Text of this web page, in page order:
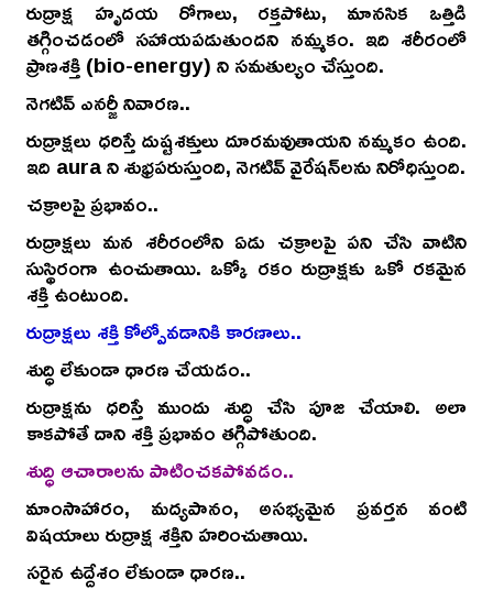
రుద్రాక్ష హృదయ రోగాలు, రక్తపోటు, మానసిక ఒత్తిడి
తగ్గించడంలో సహాయపడుతుందని నమ్మకం. ఇది శరీరంలో
ప్రాణశక్తి (bio-energy) ని సమతుల్యం చేస్తుంది.
నెగటివ్ ఎనర్జీ నివారణ..
రుద్రాక్షలు ధరిస్తే దుష్టశక్తులు దూరమవుతాయని నమ్మకం ఉంది.
ఇది aura ని శుభ్రపరుస్తుంది, నెగటివ్ వైరేషన్‌లను నిరోధిస్తుంది.
చక్రాలపై ప్రభావం..
రుద్రాక్షలు మన శరీరంలోని ఏడు చక్రాలపై పని చేసి వాటిని
సుస్థిరంగా ఉంచుతాయి. ఒక్కో రకం రుద్రాక్షకు ఒకో రకమైన
శక్తి ఉంటుంది.
రుద్రాక్షలు శక్తి కోల్పోవడానికి కారణాలు..
శుద్ధి లేకుండా ధారణ చేయడం..
రుద్రాక్షను ధరిస్తే ముందు శుద్ధి చేసి పూజ చేయాలి. అలా
కాకపోతే దాని శక్తి ప్రభావం తగ్గిపోతుంది.
శుద్ధి ఆచారాలను పాటించకపోవడం..
మాంసాహారం, మద్యపానం, అసభ్యమైన ప్రవర్తన వంటి
విషయాలు రుద్రాక్ష శక్తిని హరించుతాయి.
సరైన ఉద్దేశం లేకుండా ధారణ..